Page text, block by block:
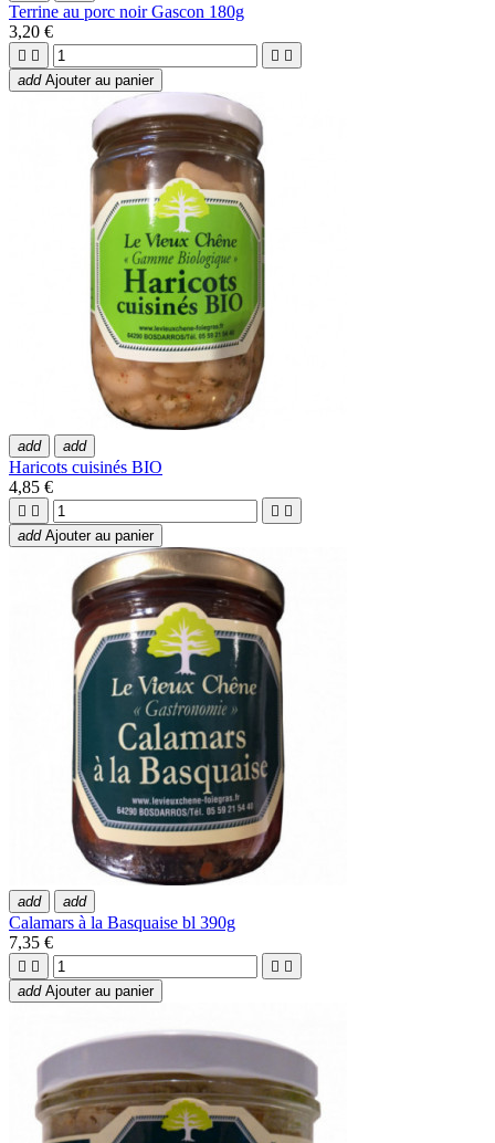
Terrine au porc noir Gascon 180g
3,20 €
   
add Ajouter au panier
add add
Haricots cuisinés BIO
4,85 €
   
add Ajouter au panier
add add
Calamars à la Basquaise bl 390g
7,35 €
   
add Ajouter au panier